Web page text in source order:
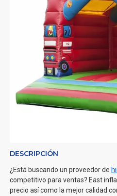
DESCRIPCIÓN
¿Está buscando un proveedor de
competitivo para ventas? East
precio así como la mejor calidad